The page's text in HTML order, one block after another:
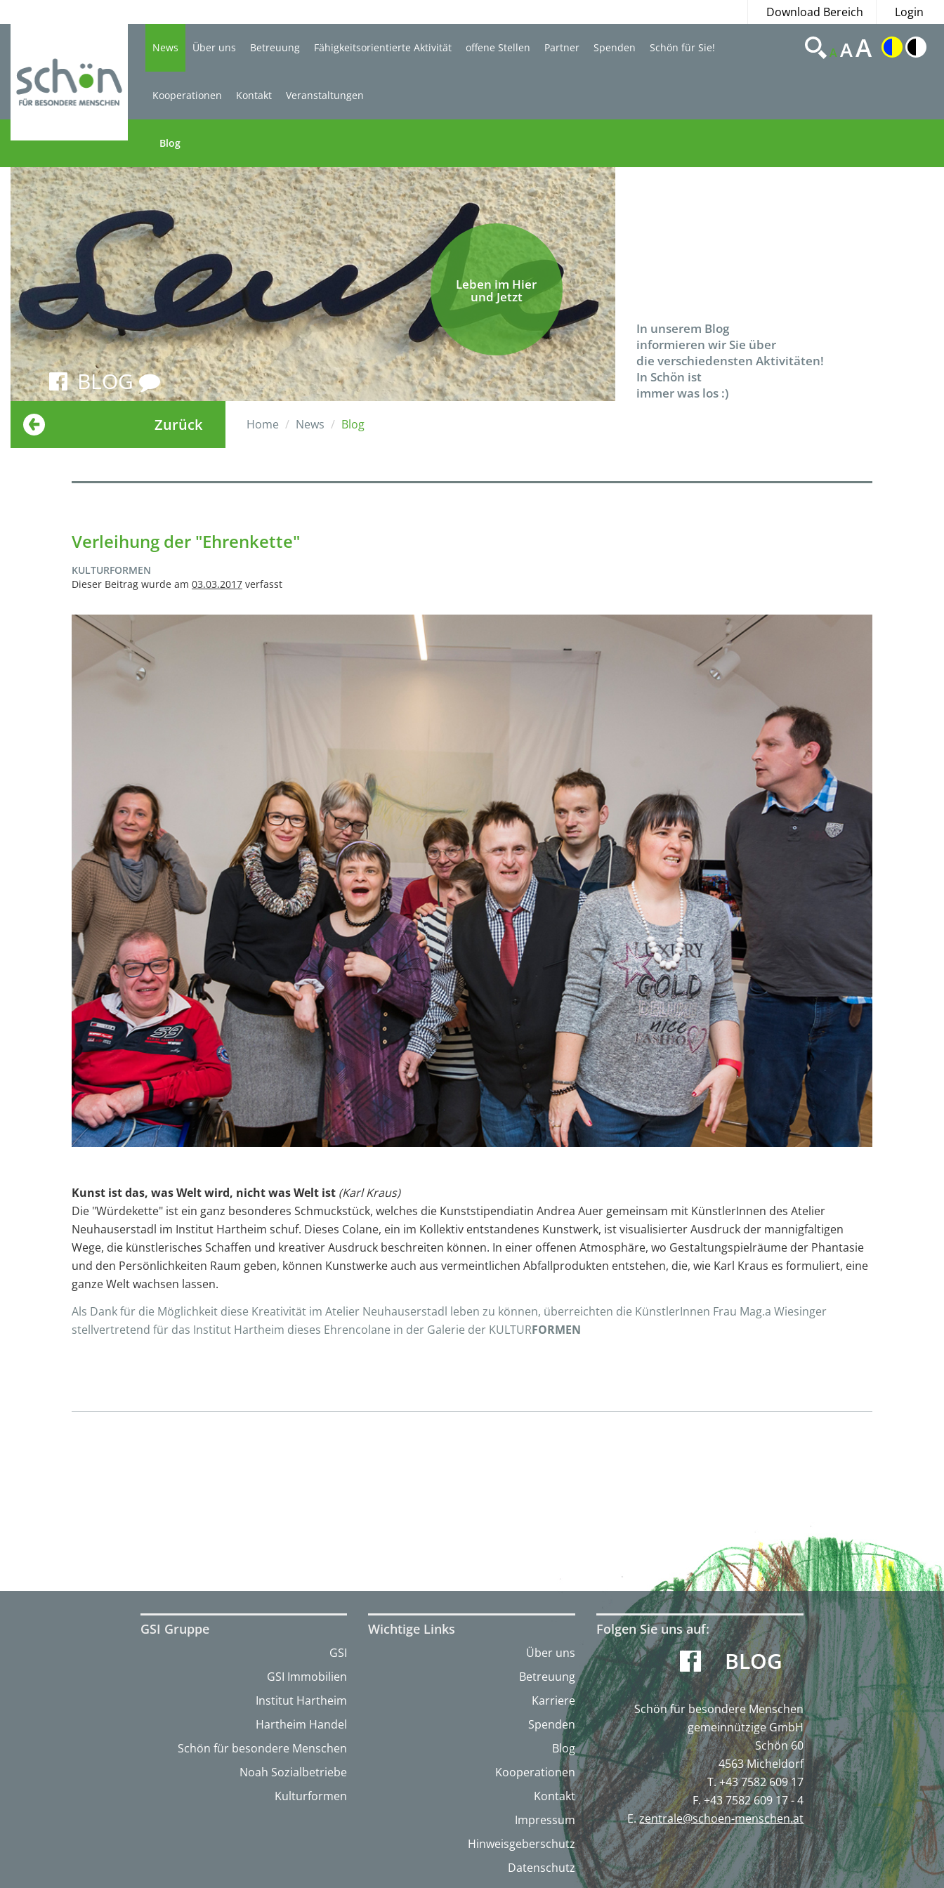
Download Bereich Login
News
Blog
Über uns Betreuung Fähigkeitsorientierte Aktivität offene Stellen Partner Spenden Schön für Sie!
Kooperationen Kontakt Veranstaltungen
AAA
Leben im Hier
und Jetzt
BLOG
In unserem Blog
informieren wir Sie über
die verschiedensten Aktivitäten!
In Schön ist
immer was los :)
Zurück Home News Blog
Verleihung der "Ehrenkette"
KULTURFORMEN
Dieser Beitrag wurde am 03.03.2017 verfasst
Kunst ist das, was Welt wird, nicht was Welt ist (Karl Kraus)
Die "Würdekette" ist ein ganz besonderes Schmuckstück, welches die Kunststipendiatin Andrea Auer gemeinsam mit KünstlerInnen des Atelier
Neuhauserstadl im Institut Hartheim schuf. Dieses Colane, ein im Kollektiv entstandenes Kunstwerk, ist visualisierter Ausdruck der mannigfaltigen
Wege, die künstlerisches Schaffen und kreativer Ausdruck beschreiten können. In einer offenen Atmosphäre, wo Gestaltungspielräume der Phantasie
und den Persönlichkeiten Raum geben, können Kunstwerke auch aus vermeintlichen Abfallprodukten entstehen, die, wie Karl Kraus es formuliert, eine
ganze Welt wachsen lassen.
Als Dank für die Möglichkeit diese Kreativität im Atelier Neuhauserstadl leben zu können, überreichten die KünstlerInnen Frau Mag.a Wiesinger
stellvertretend für das Institut Hartheim dieses Ehrencolane in der Galerie der KULTURFORMEN
GSI Gruppe
GSI
GSI Immobilien
Institut Hartheim
Hartheim Handel
Schön für besondere Menschen
Noah Sozialbetriebe
Kulturformen
Wichtige Links
Über uns
Betreuung
Karriere
Spenden
Blog
Kooperationen
Kontakt
Impressum
Hinweisgeberschutz
Datenschutz
Folgen Sie uns auf:
BLOG
Schön für besondere Menschen
gemeinnützige GmbH
Schön 60
4563 Micheldorf
T. +43 7582 609 17
F. +43 7582 609 17 - 4
E.zentrale@schoen-menschen.at